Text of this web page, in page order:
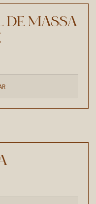
DE MASSA